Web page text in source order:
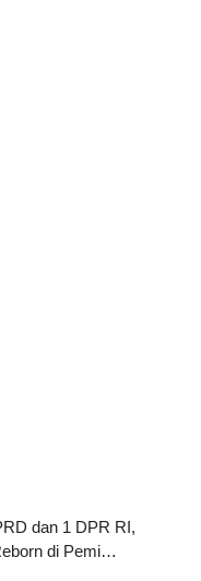
dan 1 DPR RI,
di Pemi…